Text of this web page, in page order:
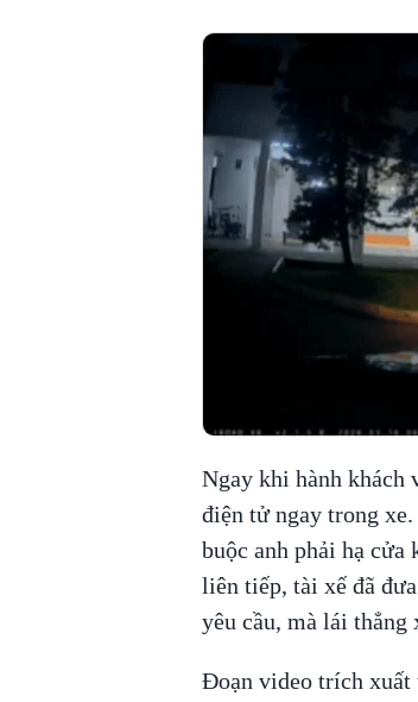
Ngay khi hành khách
điện tử ngay trong
buộc anh phải hạ
liên tiếp, tài xế đã
yêu cầu, mà lái thẳng
Đoạn video trích xuất